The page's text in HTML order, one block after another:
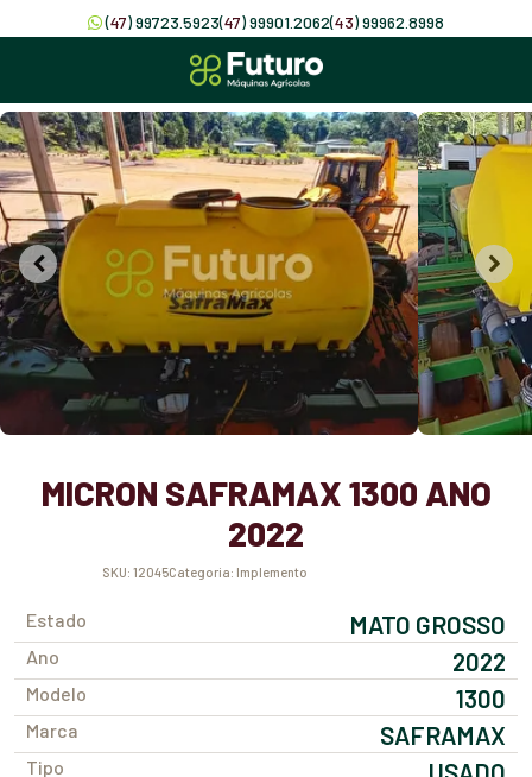
(47) 99723.5923(47) 99901.2062(43) 99962.8998
MICRON SAFRAMAX 1300 ANO
2022
SKU: 12045 Categoria: Implemento
Estado MATO GROSSO
Ano 2022
Modelo 1300
Marca SAFRAMAX
Tipo